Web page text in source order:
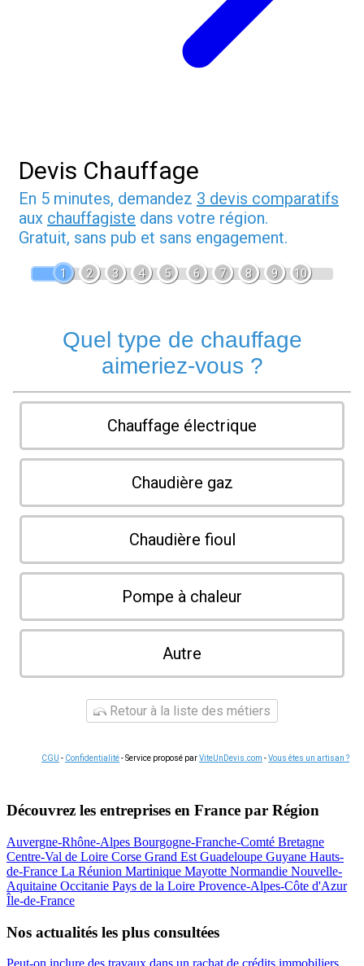
Devis Chauffage
En 5 minutes, demandez 3 devis comparatifs
aux chauffagiste dans votre région.
Gratuit, sans pub et sans engagement.
1 2 3 4 5 6 7 8 9 10
Quel type de chauffage
aimeriez-vous ?
Chauffage électrique
Chaudière gaz
Chaudière fioul
Pompe à chaleur
Autre
Retour à la liste des métiers
CGU - Confidentialité- Service proposé parViteUnDevis.com -Vous êtes un artisan ?
Découvrez les entreprises en France par Région
Auvergne-Rhône-Alpes Bourgogne-Franche-Comté Bretagne
Centre-Val de Loire Corse Grand Est Guadeloupe Guyane Hauts-
de-France La Réunion Martinique Mayotte Normandie Nouvelle-
Aquitaine Occitanie Pays de la Loire Provence-Alpes-Côte d'Azur
Île-de-France
Nos actualités les plus consultées